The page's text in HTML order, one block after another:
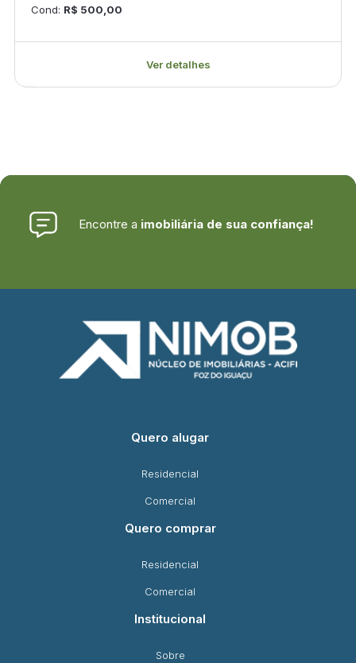
Cond: R$ 500,00
Ver detalhes
Encontre a imobiliária de sua confiança!
Quero alugar
Residencial
Comercial
Quero comprar
Residencial
Comercial
Institucional
Sobre